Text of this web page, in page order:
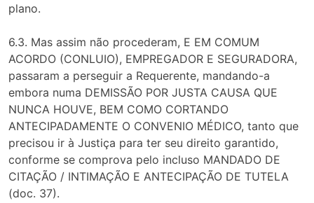
plano.
6.3. Mas assim não procederam, E EM COMUM
ACORDO (CONLUIO), EMPREGADOR E SEGURADORA,
passaram a perseguir a Requerente, mandando-a
embora numa DEMISSÃO POR JUSTA CAUSA QUE
NUNCA HOUVE, BEM COMO CORTANDO
ANTECIPADAMENTE O CONVENIO MÉDICO, tanto que
precisou ir à Justiça para ter seu direito garantido,
conforme se comprova pelo incluso MANDADO DE
CITAÇÃO / INTIMAÇÃO E ANTECIPAÇÃO DE TUTELA
(doc. 37).